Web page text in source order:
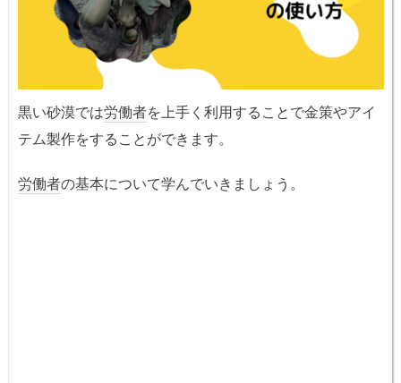
黒い砂漠では労働者を上手く利用することで金策やアイ
テム製作をすることができます。
労働者の基本について学んでいきましょう。